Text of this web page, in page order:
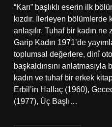
“Karı” başlıklı eserin ilk
kızdır. İlerleyen bölümlerde
anlaşılır. Tuhaf bir kadın ne
Garip Kadın 1971’de
toplumsal değerlere, dinî
başkaldırısını
kadın ve tuhaf bir erkek
Erbil’in Hallaç (1960),
(1977), Üç Başlı…